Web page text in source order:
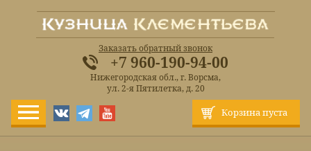
Корзина пуста
Заказать обратный звонок
+7 960-190-94-00
Нижегородская обл., г. Ворсма,
ул. 2-я Пятилетка, д. 20